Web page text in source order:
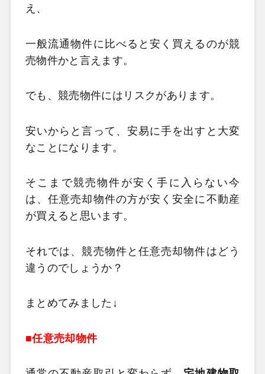
え、
一般流通物件に比べると安く買えるのが競
売物件かと言えます。
でも、競売物件にはリスクがあります。
安いからと言って、安易に手を出すと大変
なことになります。
そこまで競売物件が安く手に入らない今
は、任意売却物件の方が安く安全に不動産
が買えると思います。
それでは、競売物件と任意売却物件はどう
違うのでしょうか？
まとめてみました↓
■任意売却物件